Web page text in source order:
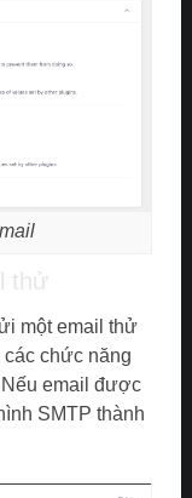
thử
một email thử
các chức năng
email được
SMTP thành